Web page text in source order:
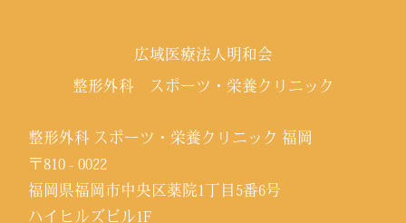
広域医療法人明和会
整形外科 スポーツ・栄養クリニック
整形外科 スポーツ・栄養クリニック 福岡
〒810 - 0022
福岡県福岡市中央区薬院1丁目5番6号
ハイヒルズビル1F